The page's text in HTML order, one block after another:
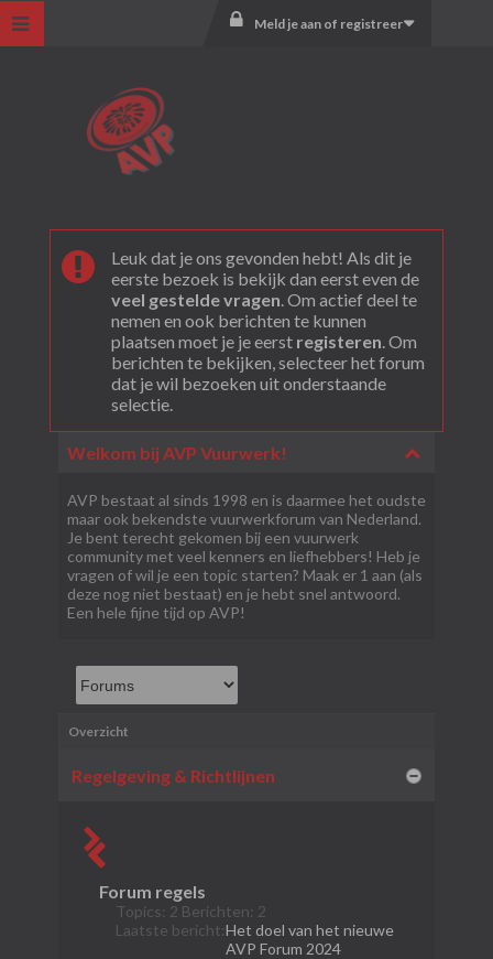
Meld je aan of registreer
Leuk dat je ons gevonden hebt! Als dit je
eerste bezoek is bekijk dan eerst even de
veel gestelde vragen. Om actief deel te
nemen en ook berichten te kunnen
plaatsen moet je je eerst registeren. Om
berichten te bekijken, selecteer het forum
dat je wil bezoeken uit onderstaande
selectie.
Welkom bij AVP Vuurwerk! Collapse
AVP bestaat al sinds 1998 en is daarmee het oudste
maar ook bekendste vuurwerkforum van Nederland.
Je bent terecht gekomen bij een vuurwerk
community met veel kenners en liefhebbers! Heb je
vragen of wil je een topic starten? Maak er 1 aan (als
deze nog niet bestaat) en je hebt snel antwoord.
Een hele fijne tijd op AVP!
Overzicht
Regelgeving & Richtlijnen
Forum regels
Topics: 2 Berichten: 2
Laatste bericht:Het doel van het nieuwe
AVP Forum 2024